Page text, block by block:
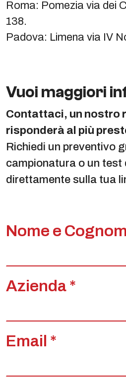
Roma: Pomezia via dei
138.
Padova: Limena via IV
Vuoi maggiori
Contattaci, un nostro
risponderà al più
Richiedi un preventivo
campionatura o un test
direttamente sulla tua
Nome e
Azienda *
Email *